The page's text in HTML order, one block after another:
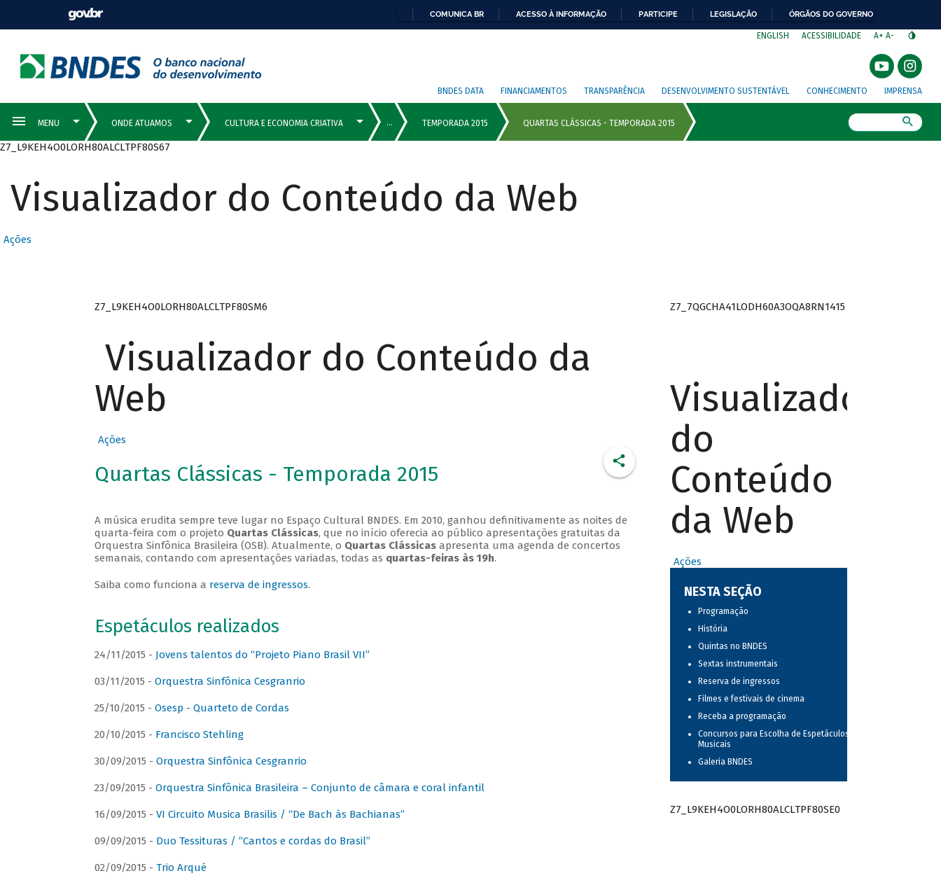
COMUNICA BR ACESSO À INFORMAÇÃO PARTICIPE LEGISLAÇÃO ÓRGÃOS DO GOVERNO
ENGLISH ACESSIBILIDADE A+ A-
BNDES DATA FINANCIAMENTOS TRANSPARÊNCIA DESENVOLVIMENTO SUSTENTÁVEL CONHECIMENTO IMPRENSA
Z7_L9KEH4O0LORH80ALCLTPF80S67
Visualizador do Conteúdo da Web
Ações
Z7_L9KEH4O0LORH80ALCLTPF80SM6
Visualizador do Conteúdo da
Web
Ações
Quartas Clássicas - Temporada 2015
A música erudita sempre teve lugar no Espaço Cultural BNDES. Em 2010, ganhou definitivamente as noites de
quarta-feira com o projeto Quartas Clássicas, que no início oferecia ao público apresentações gratuitas da
Orquestra Sinfônica Brasileira (OSB). Atualmente, o Quartas Clássicasapresenta uma agenda de concertos
semanais, contando com apresentações variadas, todas as quartas-feiras às 19h.
Saiba como funciona a reserva de ingressos.
Espetáculos realizados
24/11/2015 - Jovens talentos do “Projeto Piano Brasil VII”
03/11/2015 - Orquestra Sinfônica Cesgranrio
25/10/2015 - Osesp - Quarteto de Cordas
20/10/2015 - Francisco Stehling
30/09/2015 - Orquestra Sinfônica Cesgranrio
23/09/2015 - Orquestra Sinfônica Brasileira – Conjunto de câmara e coral infantil
16/09/2015 - VI Circuito Musica Brasilis / “De Bach às Bachianas”
09/09/2015 - Duo Tessituras / “Cantos e cordas do Brasil”
02/09/2015 - Trio Arqué
Z7_7QGCHA41LODH60A3OQA8RN1415
Visualizador
do
Conteúdo
da Web
Ações
NESTA SEÇÃO
Programação
História
Quintas no BNDES
Sextas instrumentais
Reserva de ingressos
Filmes e festivais de cinema
Receba a programação
Concursos para Escolha de Espetáculos
Musicais
Galeria BNDES
Z7_L9KEH4O0LORH80ALCLTPF80SE0